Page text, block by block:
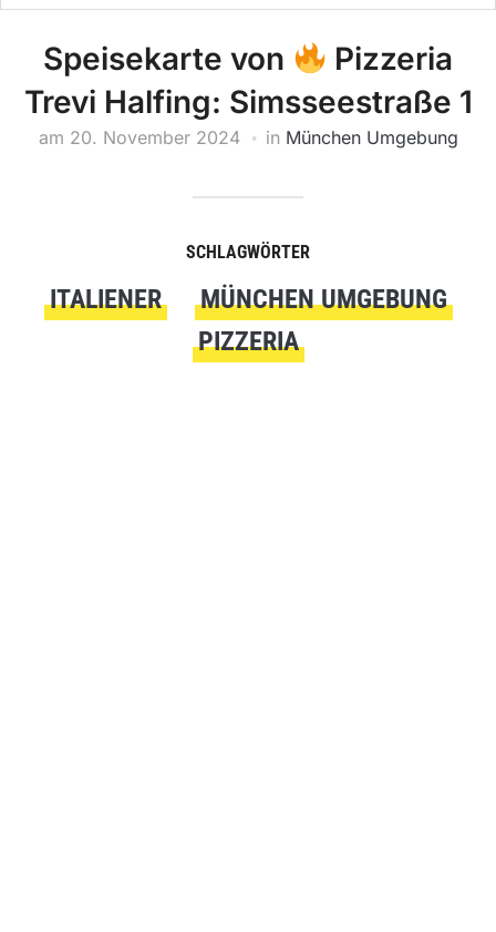
Speisekarte von
Pizzeria
Trevi Halfing: Simsseestraße 1
am 20. November 2024 in München Umgebung
SCHLAGWÖRTER
ITALIENER
MÜNCHEN UMGEBUNG
PIZZERIA